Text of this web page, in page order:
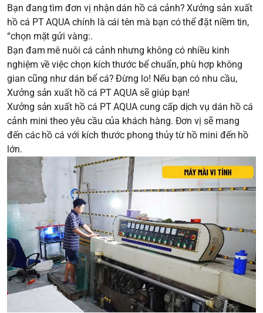
Bạn đang tìm đơn vị nhận dán hồ cá cảnh? Xưởng sản xuất
hồ cá PT AQUA chính là cái tên mà bạn có thể đặt niềm tin,
“chọn mặt gửi vàng:.
Bạn đam mê nuôi cá cảnh nhưng không có nhiều kinh
nghiệm về việc chọn kích thước bể chuẩn, phù hợp không
gian cũng như dán bể cá? Đừng lo! Nếu bạn có nhu cầu,
Xưởng sản xuất hồ cá PT AQUA sẽ giúp bạn!
Xưởng sản xuất hồ cá PT AQUA cung cấp dịch vụ dán hồ cá
cảnh mini theo yêu cầu của khách hàng. Đơn vị sẽ mang
đến các hồ cá với kích thước phong thủy từ hồ mini đến hồ
lớn.